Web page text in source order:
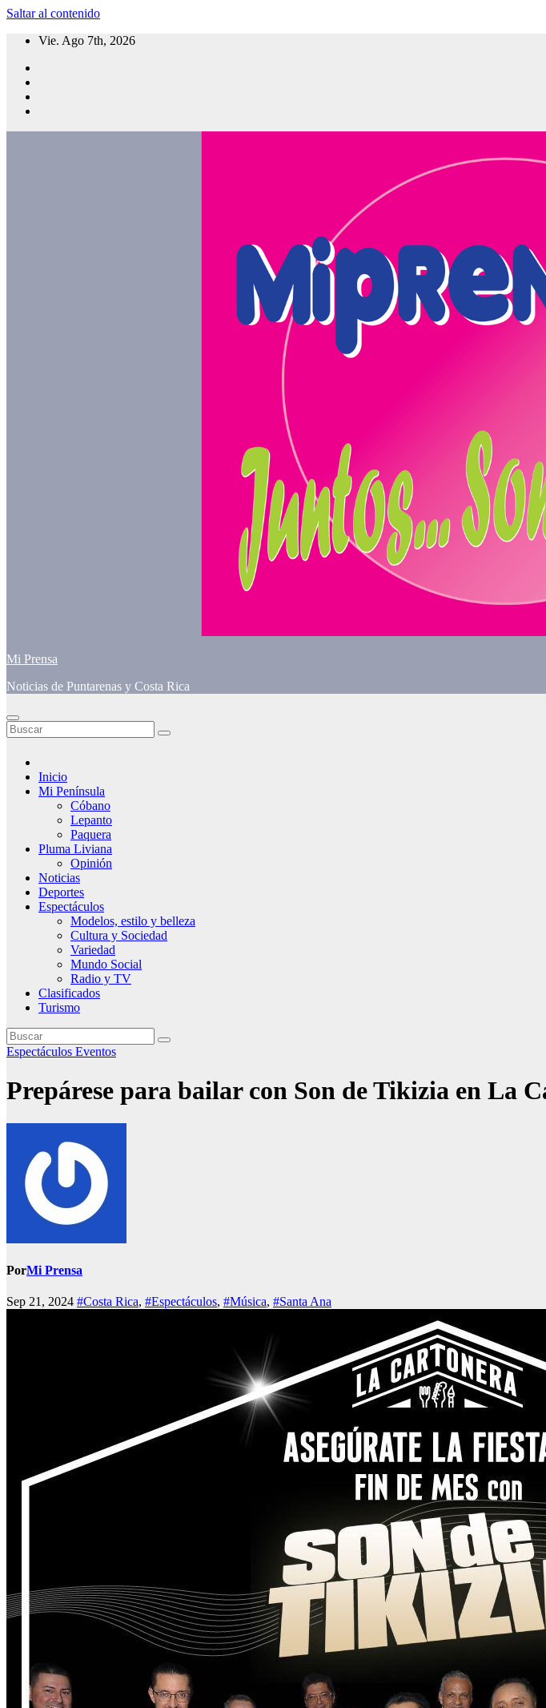
Saltar al contenido
Vie. Ago 7th, 2026
Mi Prensa
Noticias de Puntarenas y Costa Rica
Inicio
Mi Península
Cóbano
Lepanto
Paquera
Pluma Liviana
Opinión
Noticias
Deportes
Espectáculos
Modelos, estilo y belleza
Cultura y Sociedad
Variedad
Mundo Social
Radio y TV
Clasificados
Turismo
Espectáculos Eventos
Prepárese para bailar con Son de Tikizia en La
PorMi Prensa
Sep 21, 2024 #Costa Rica, #Espectáculos, #Música, #Santa Ana